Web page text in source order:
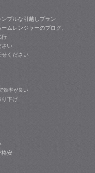
ンプルな引越しプラン
ムレンジャーのブログ。
行
さい
せください
効率が良い
り下げ
格安